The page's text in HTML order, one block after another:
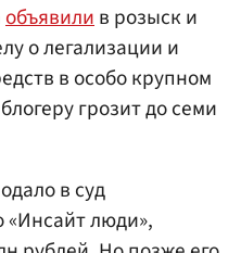
объявилив розыск и
о легализации и
в особо крупном
грозит до семи
в суд
«Инсайт люди»,